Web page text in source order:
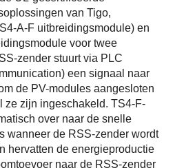
van Tigo,
A-F uitbreidingsmodule) en
voor twee
zender stuurt via PLC
een signaal naar
de PV-modules aangesloten
ze zijn ingeschakeld. TS4-F-
over naar de snelle
wanneer de RSS-zender wordt
hervatten de energieproductie
naar de RSS-zender